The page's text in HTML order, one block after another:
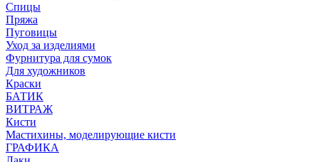
Спицы
Пряжа
Пуговицы
Уход за изделиями
Фурнитура для сумок
Для художников
Краски
БАТИК
ВИТРАЖ
Кисти
Мастихины, моделирующие кисти
ГРАФИКА